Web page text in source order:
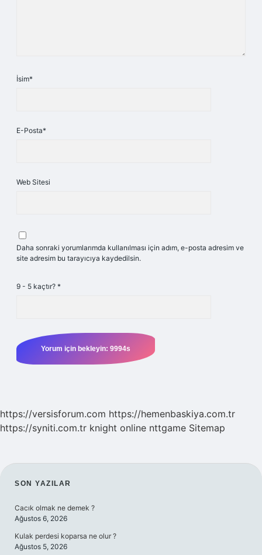
İsim*
E-Posta*
Web Sitesi
Daha sonraki yorumlarımda kullanılması için adım, e-posta adresim ve
site adresim bu tarayıcıya kaydedilsin.
9 - 5 kaçtır? *
https://versisforum.com https://hemenbaskiya.com.tr
https://syniti.com.tr knight online nttgame Sitemap
SIDEBAR
SON YAZILAR
Cacık olmak ne demek ?
Ağustos 6, 2026
Kulak perdesi koparsa ne olur ?
Ağustos 5, 2026